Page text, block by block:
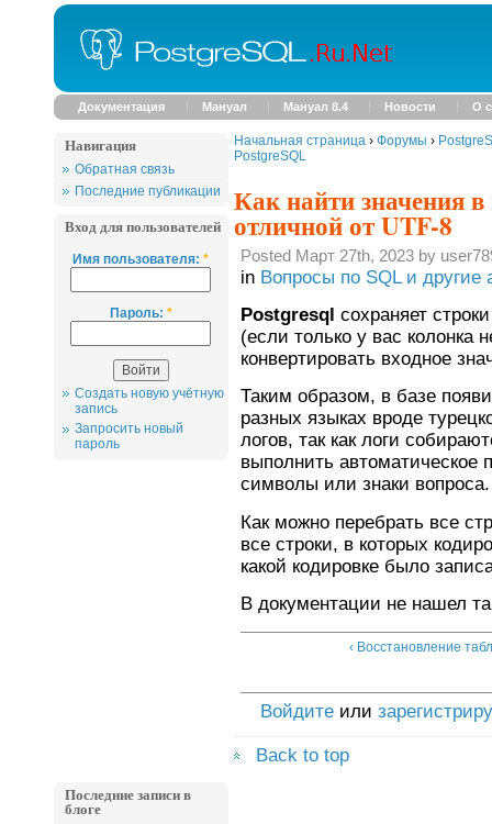
Документация Мануал Мануал 8.4 Новости О
Навигация
Обратная связь
Последние публикации
Вход для пользователей
Имя пользователя:*
Пароль: *
Создать новую учётную
запись
Запросить новый
пароль
Начальная страница› Форумы ›
PostgreSQL
Как найти значения
отличной от UTF-8
Posted Март 27th, 2023 by
in Вопросы по SQL и другие
Postgresql сохраняет
(если только у вас колонка
конвертировать входное
Таким образом, в базе
разных языках вроде
логов, так как логи
выполнить автоматическое
символы или знаки вопроса.
Как можно перебрать все
все строки, в которых
какой кодировке было
В документации не нашел
‹ Восстановление
Войдитеили
Back to top
Последние записи в
блоге